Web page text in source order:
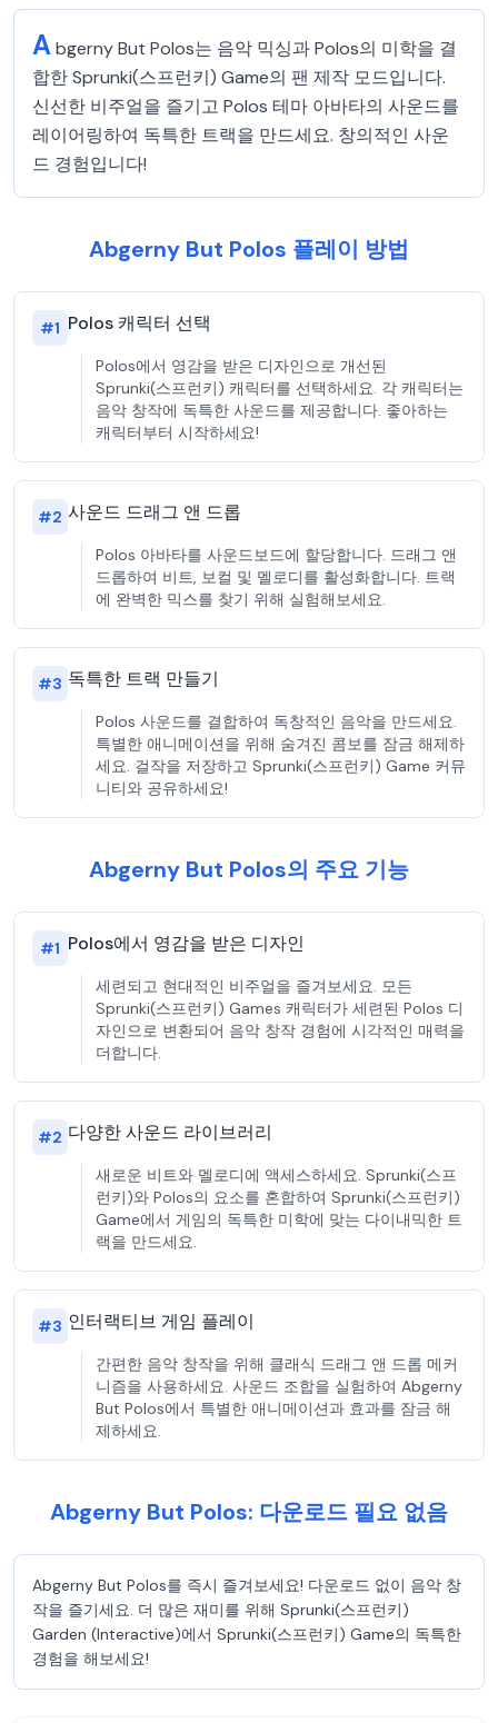
Abgerny But Polos는 음악 믹싱과 Polos의 미학을 결
합한 Sprunki(스프런키) Game의 팬 제작 모드입니다.
신선한 비주얼을 즐기고 Polos 테마 아바타의 사운드를
레이어링하여 독특한 트랙을 만드세요. 창의적인 사운
드 경험입니다!
Abgerny But Polos 플레이 방법
#1 Polos 캐릭터 선택
Polos에서 영감을 받은 디자인으로 개선된
Sprunki(스프런키) 캐릭터를 선택하세요. 각 캐릭터는
음악 창작에 독특한 사운드를 제공합니다. 좋아하는
캐릭터부터 시작하세요!
#2 사운드 드래그 앤 드롭
Polos 아바타를 사운드보드에 할당합니다. 드래그 앤
드롭하여 비트, 보컬 및 멜로디를 활성화합니다. 트랙
에 완벽한 믹스를 찾기 위해 실험해보세요.
#3 독특한 트랙 만들기
Polos 사운드를 결합하여 독창적인 음악을 만드세요.
특별한 애니메이션을 위해 숨겨진 콤보를 잠금 해제하
세요. 걸작을 저장하고 Sprunki(스프런키) Game 커뮤
니티와 공유하세요!
Abgerny But Polos의 주요 기능
#1 Polos에서 영감을 받은 디자인
세련되고 현대적인 비주얼을 즐겨보세요. 모든
Sprunki(스프런키) Games 캐릭터가 세련된 Polos 디
자인으로 변환되어 음악 창작 경험에 시각적인 매력을
더합니다.
#2 다양한 사운드 라이브러리
새로운 비트와 멜로디에 액세스하세요. Sprunki(스프
런키)와 Polos의 요소를 혼합하여 Sprunki(스프런키)
Game에서 게임의 독특한 미학에 맞는 다이내믹한 트
랙을 만드세요.
#3 인터랙티브 게임 플레이
간편한 음악 창작을 위해 클래식 드래그 앤 드롭 메커
니즘을 사용하세요. 사운드 조합을 실험하여 Abgerny
But Polos에서 특별한 애니메이션과 효과를 잠금 해
제하세요.
Abgerny But Polos: 다운로드 필요 없음
Abgerny But Polos를 즉시 즐겨보세요! 다운로드 없이 음악 창
작을 즐기세요. 더 많은 재미를 위해 Sprunki(스프런키)
Garden (Interactive)에서 Sprunki(스프런키) Game의 독특한
경험을 해보세요!